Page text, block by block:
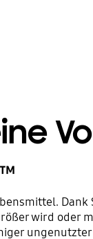
wird oder